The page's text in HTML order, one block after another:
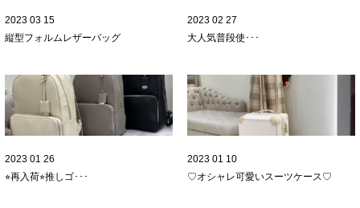
2023 03 15
縦型フォルムレザーバッグ
2023 02 27
大人気普段使･･･
2023 01 26
⭐︎再入荷⭐︎推しゴ･･･
2023 01 10
♡オシャレ可愛いスーツケース♡